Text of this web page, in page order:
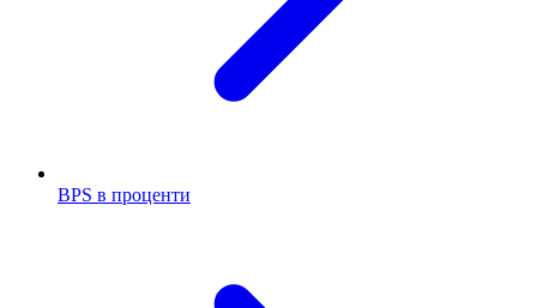
BPS в проценти